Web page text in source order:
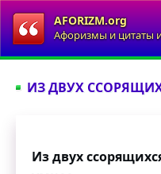
AFORIZM.org
Афоризмы и цитаты
ИЗ ДВУХ
Из двух